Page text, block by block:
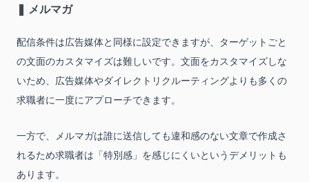
❚ メルマガ
配信条件は広告媒体と同様に設定できますが、ターゲットごと
の文面のカスタマイズは難しいです。文面をカスタマイズしな
いため、広告媒体やダイレクトリクルーティングよりも多くの
求職者に一度にアプローチできます。
一方で、メルマガは誰に送信しても違和感のない文章で作成さ
れるため求職者は「特別感」を感じにくいというデメリットも
あります。